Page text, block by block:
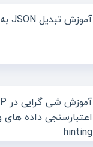
آموزش تبدیل JSON به آرایه در php
hinting